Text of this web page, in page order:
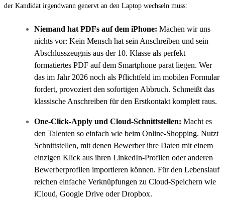
der Kandidat irgendwann genervt an den Laptop wechseln muss:
Niemand hat PDFs auf dem iPhone: Machen wir uns
nichts vor: Kein Mensch hat sein Anschreiben und sein
Abschlusszeugnis aus der 10. Klasse als perfekt
formatiertes PDF auf dem Smartphone parat liegen. Wer
das im Jahr 2026 noch als Pflichtfeld im mobilen Formular
fordert, provoziert den sofortigen Abbruch. Schmeißt das
klassische Anschreiben für den Erstkontakt komplett raus.
One-Click-Apply und Cloud-Schnittstellen: Macht es
den Talenten so einfach wie beim Online-Shopping. Nutzt
Schnittstellen, mit denen Bewerber ihre Daten mit einem
einzigen Klick aus ihren LinkedIn-Profilen oder anderen
Bewerberprofilen importieren können. Für den Lebenslauf
reichen einfache Verknüpfungen zu Cloud-Speichern wie
iCloud, Google Drive oder Dropbox.